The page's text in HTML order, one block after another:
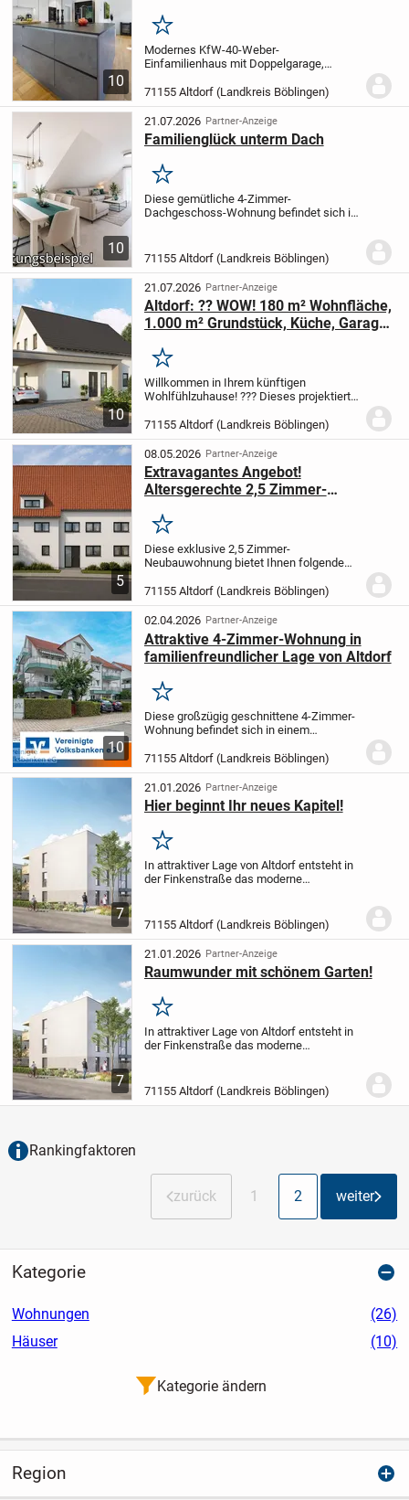
10
Merken
Modernes KfW-40-Weber-
Einfamilienhaus mit Doppelgarage,
Wohnen auf höchstem NiveauDieses
hochwertige Einfamilienhaus aus dem
Jahr 2019 vereint modernes Wohnen,...
71155 Altdorf (Landkreis Böblingen)
10
21.07.2026 Partner-Anzeige
Familienglück unterm Dach
Merken
Diese gemütliche 4-Zimmer-
Dachgeschoss-Wohnung befindet sich in
durchdachten Raumaufteilung sowie ihrer
naturnahen Lage.
Auf ca. 84 m²...
71155 Altdorf (Landkreis Böblingen)
10
21.07.2026 Partner-Anzeige
Altdorf: ?? WOW! 180 m² Wohnfläche,
1.000 m² Grundstück, Küche, Garage
Merken
Willkommen in Ihrem künftigen
Wohlfühlzuhause! ??? Dieses projektierte
181,79 m² Wohnfläche auf einem
großzügigen Grundstück von 1000 m² -
hier ist Platz für...
71155 Altdorf (Landkreis Böblingen)
5
08.05.2026 Partner-Anzeige
Extravagantes Angebot!
Altersgerechte 2,5 Zimmer-
Ansprüche!
Merken
Diese exklusive 2,5 Zimmer-
Neubauwohnung bietet Ihnen folgende
Essbereich mit exklusivem
CharmeAbendstunden im Freien genießen
Sie auf dem Süd-BalkonStilvolles...
71155 Altdorf (Landkreis Böblingen)
10
02.04.2026 Partner-Anzeige
Attraktive 4-Zimmer-Wohnung in
familienfreundlicher Lage von Altdorf
Merken
Diese großzügig geschnittene 4-Zimmer-
Wohnung befindet sich in einem
Jahr 1998 in schöner, naturnaher und
besonders familienfreundlicher Lage von
Altdorf. Mit einer...
71155 Altdorf (Landkreis Böblingen)
7
21.01.2026 Partner-Anzeige
Hier beginnt Ihr neues Kapitel!
Merken
In attraktiver Lage von Altdorf entsteht in
der Finkenstraße das moderne
Mehrfamilienhäusern.Drei Hauseingänge
mit jeweils neun Wohnungen...
71155 Altdorf (Landkreis Böblingen)
7
21.01.2026 Partner-Anzeige
Raumwunder mit schönem Garten!
Merken
In attraktiver Lage von Altdorf entsteht in
der Finkenstraße das moderne
Mehrfamilienhäusern.Drei Hauseingänge
mit jeweils neun Wohnungen...
71155 Altdorf (Landkreis Böblingen)
Rankingfaktoren
zurück 1 2 weiter
Kategorie
Wohnungen
(26)
Häuser
(10)
Kategorie ändern
Region